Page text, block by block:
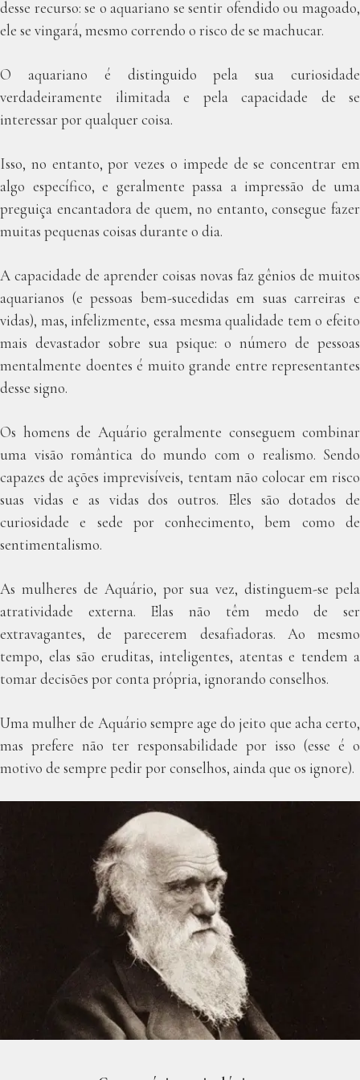
desse recurso: se o aquariano se sentir ofendido ou magoado,
ele se vingará, mesmo correndo o risco de se machucar.
O aquariano é distinguido pela sua curiosidade
verdadeiramente ilimitada e pela capacidade de se
interessar por qualquer coisa.
Isso, no entanto, por vezes o impede de se concentrar em
algo específico, e geralmente passa a impressão de uma
preguiça encantadora de quem, no entanto, consegue fazer
muitas pequenas coisas durante o dia.
A capacidade de aprender coisas novas faz gênios de muitos
aquarianos (e pessoas bem-sucedidas em suas carreiras e
vidas), mas, infelizmente, essa mesma qualidade tem o efeito
mais devastador sobre sua psique: o número de pessoas
mentalmente doentes é muito grande entre representantes
desse signo.
Os homens de Aquário geralmente conseguem combinar
uma visão romântica do mundo com o realismo. Sendo
capazes de ações imprevisíveis, tentam não colocar em risco
suas vidas e as vidas dos outros. Eles são dotados de
curiosidade e sede por conhecimento, bem como de
sentimentalismo.
As mulheres de Aquário, por sua vez, distinguem-se pela
atratividade externa. Elas não têm medo de ser
extravagantes, de parecerem desafiadoras. Ao mesmo
tempo, elas são eruditas, inteligentes, atentas e tendem a
tomar decisões por conta própria, ignorando conselhos.
Uma mulher de Aquário sempre age do jeito que acha certo,
mas prefere não ter responsabilidade por isso (esse é o
motivo de sempre pedir por conselhos, ainda que os ignore).